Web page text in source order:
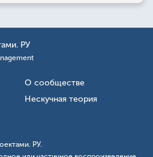
РУ
О сообществе
Нескучная теория
РУ.